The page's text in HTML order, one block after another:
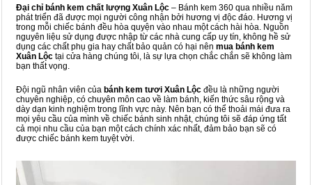
Đại chỉ bánh kem chất lượng Xuân Lộc – Bánh kem 360 qua nhiều năm
phát triển đã được mọi người công nhận bởi hương vị độc đáo. Hương vị
trong mỗi chiếc bánh đều hòa quyện vào nhau một cách hài hòa. Nguồn
nguyên liệu sử dụng được nhập từ các nhà cung cấp uy tín, không hề sử
dụng các chất phụ gia hay chất bảo quản có hại nên mua bánh kem
Xuân Lộc tại cửa hàng chúng tôi, là sự lựa chọn chắc chắn sẽ không làm
bạn thất vọng.
Đội ngũ nhân viên của bánh kem tươi Xuân Lộc đều là những người
chuyên nghiệp, có chuyên môn cao về làm bánh, kiến thức sâu rộng và
dày dạn kinh nghiệm trong lĩnh vực này. Nên bạn có thể thoải mái đưa ra
mọi yêu cầu của mình về chiếc bánh sinh nhật, chúng tôi sẽ đáp ứng tất
cả mọi nhu cầu của bạn một cách chính xác nhất, đảm bảo bạn sẽ có
được chiếc bánh kem tuyệt vời.